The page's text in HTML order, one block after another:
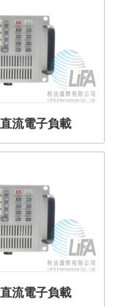
流電子負載
流電子負載